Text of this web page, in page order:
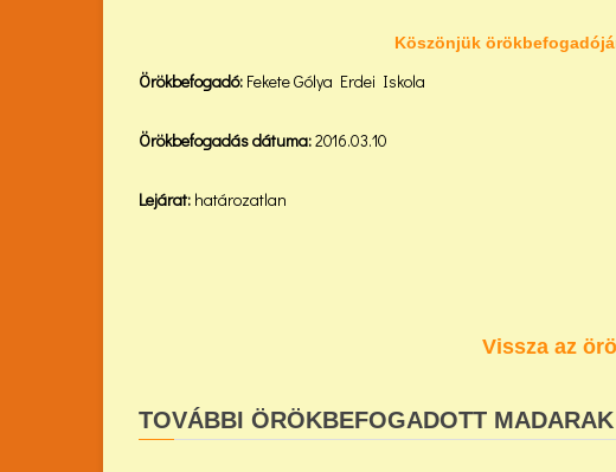
Köszönjük
Örökbefogadó: Fekete Gólya Erdei Iskola
Örökbefogadás dátuma:2016.03.10
Lejárat: határozatlan
Vissza az
TOVÁBBI ÖRÖKBEFOGADOTT MADARAK